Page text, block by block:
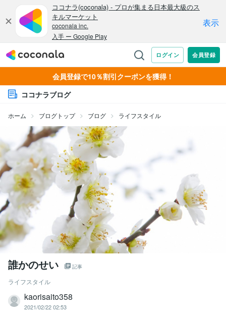
会員登録で10％割引クーポンを獲得！
ココナラブログ
ホーム ブログトップ ブログ ライフスタイル
誰かのせい 記事
ライフスタイル
kaorisaito358
2021/02/22 02:53